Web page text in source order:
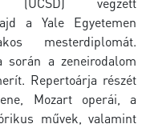
a Yale Egyetemen
mesterdiplomát.
során a zeneirodalom
Repertoárja részét
Mozart operái, a
művek, valamint